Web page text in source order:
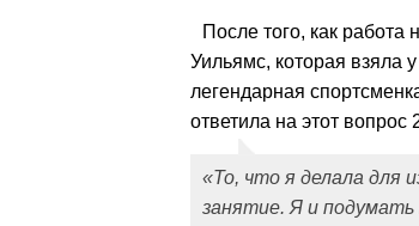
После того, как
Уильямс, которая взяла
легендарная
ответила на этот вопрос
«То, что я делала для
занятие. Я и